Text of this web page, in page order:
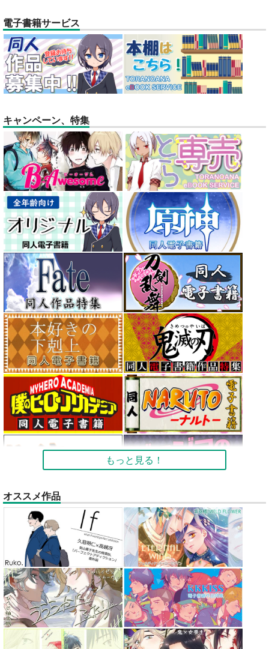
電子書籍サービス
キャンペーン、特集
もっと見る！
オススメ作品